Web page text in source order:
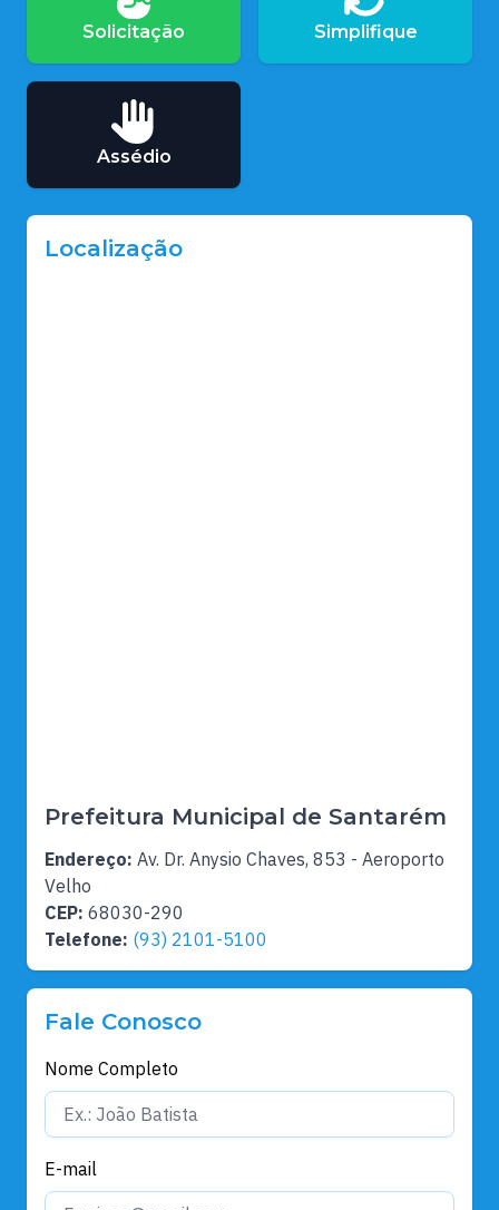
Solicitação Simplifique
Assédio
Localização
Prefeitura Municipal de Santarém
Endereço: Av. Dr. Anysio Chaves, 853 - Aeroporto
Velho
CEP: 68030-290
Telefone: (93) 2101-5100
Fale Conosco
Nome Completo
E-mail